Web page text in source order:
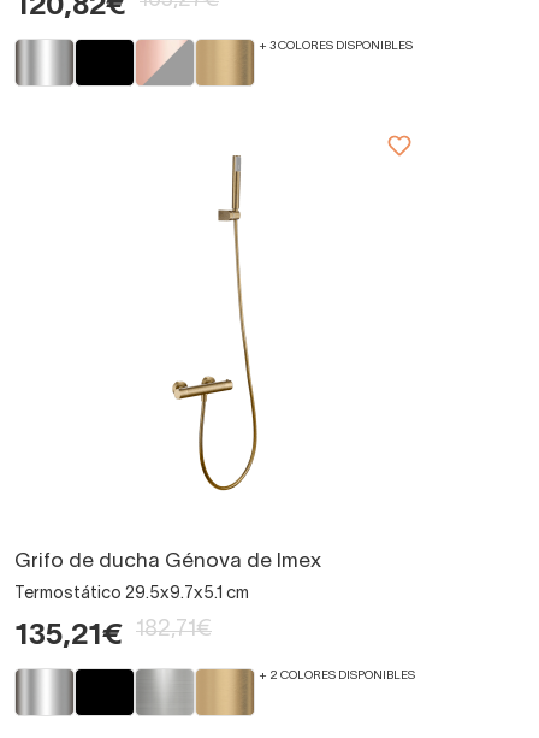
120,82€
+ 3 COLORES DISPONIBLES
Grifo de ducha Génova de Imex
Termostático 29.5x9.7x5.1 cm
135,21€ 182,71€
+ 2 COLORES DISPONIBLES